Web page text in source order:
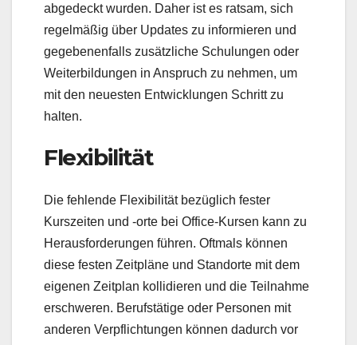
abgedeckt wurden. Daher ist es ratsam, sich
regelmäßig über Updates zu informieren und
gegebenenfalls zusätzliche Schulungen oder
Weiterbildungen in Anspruch zu nehmen, um
mit den neuesten Entwicklungen Schritt zu
halten.
Flexibilität
Die fehlende Flexibilität bezüglich fester
Kurszeiten und -orte bei Office-Kursen kann zu
Herausforderungen führen. Oftmals können
diese festen Zeitpläne und Standorte mit dem
eigenen Zeitplan kollidieren und die Teilnahme
erschweren. Berufstätige oder Personen mit
anderen Verpflichtungen können dadurch vor